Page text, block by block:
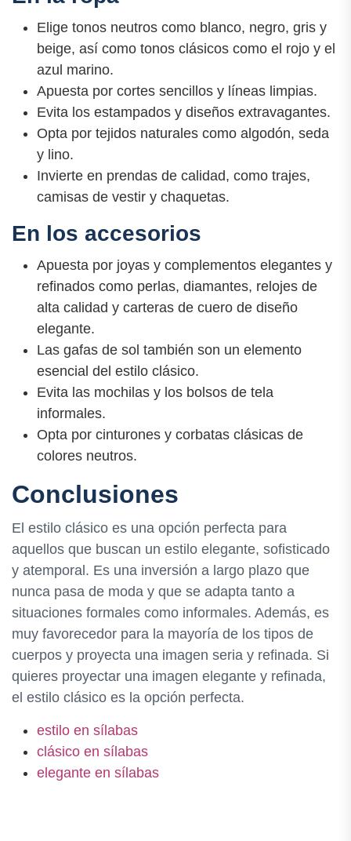
Elige tonos neutros como blanco, negro, gris y
beige, así como tonos clásicos como el rojo y el
azul marino.
Apuesta por cortes sencillos y líneas limpias.
Evita los estampados y diseños extravagantes.
Opta por tejidos naturales como algodón, seda
y lino.
Invierte en prendas de calidad, como trajes,
camisas de vestir y chaquetas.
En los accesorios
Apuesta por joyas y complementos elegantes y
refinados como perlas, diamantes, relojes de
alta calidad y carteras de cuero de diseño
elegante.
Las gafas de sol también son un elemento
esencial del estilo clásico.
Evita las mochilas y los bolsos de tela
informales.
Opta por cinturones y corbatas clásicas de
colores neutros.
Conclusiones
El estilo clásico es una opción perfecta para
aquellos que buscan un estilo elegante, sofisticado
y atemporal. Es una inversión a largo plazo que
nunca pasa de moda y que se adapta tanto a
situaciones formales como informales. Además, es
muy favorecedor para la mayoría de los tipos de
cuerpos y proyecta una imagen seria y refinada. Si
quieres proyectar una imagen elegante y refinada,
el estilo clásico es la opción perfecta.
estilo en sílabas
clásico en sílabas
elegante en sílabas